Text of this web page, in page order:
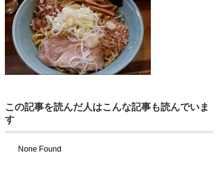
この記事を読んだ人はこんな記事も読んでいま
す
None Found